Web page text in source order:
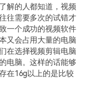
解的人都知道，视频
往需要多次的试错才
一个成功的视频软件
又会占用大量的电脑
在选择视频剪辑电脑
电脑。这样的话能够
在16g以上的是比较